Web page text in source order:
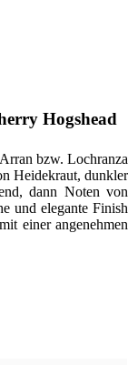
Hogshead
bzw. Lochranza
Heidekraut, dunkler
dann Noten von
und elegante Finish
einer angenehmen